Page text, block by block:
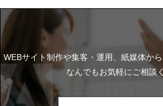
WEBサイト制作や集客・運用、紙媒体か
なんでもお気軽にご相談